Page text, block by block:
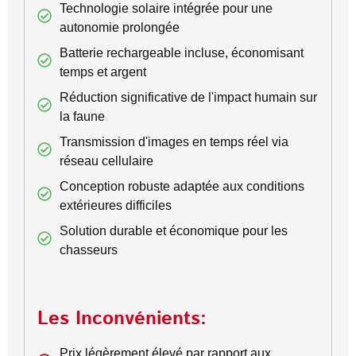
Technologie solaire intégrée pour une
autonomie prolongée
Batterie rechargeable incluse, économisant
temps et argent
Réduction significative de l'impact humain sur
la faune
Transmission d'images en temps réel via
réseau cellulaire
Conception robuste adaptée aux conditions
extérieures difficiles
Solution durable et économique pour les
chasseurs
Les Inconvénients: